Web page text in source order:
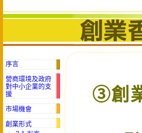
序言
營商環境及政府
對中小企業的支
援
市場機會
創業形式
③創